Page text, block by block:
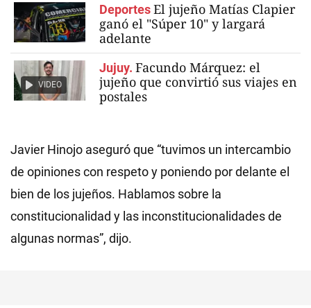
DeportesEl jujeño Matías Clapier
ganó el "Súper 10" y largará
adelante
VIDEO
Jujuy. Facundo Márquez: el
jujeño que convirtió sus viajes en
postales
Javier Hinojo aseguró que “tuvimos un intercambio
de opiniones con respeto y poniendo por delante el
bien de los jujeños. Hablamos sobre la
constitucionalidad y las inconstitucionalidades de
algunas normas”, dijo.